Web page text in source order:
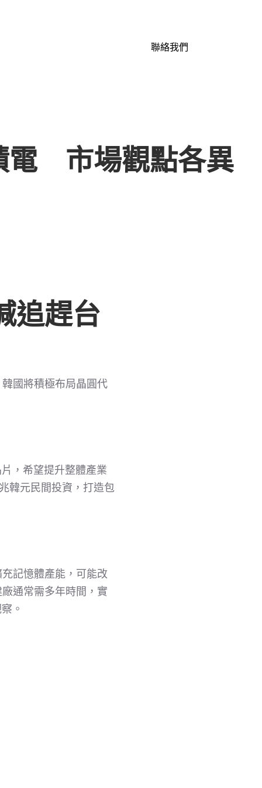
聯絡我們
電 市場觀點各異
追趕台
國將積極布局晶圓代
，希望提升整體產業
韓元民間投資，打造包
記憶體產能，可能改
通常需多年時間，實
。